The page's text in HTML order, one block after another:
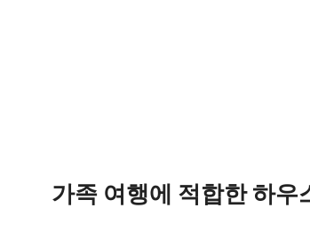
기 189개
가족 여행에 적합한 하우